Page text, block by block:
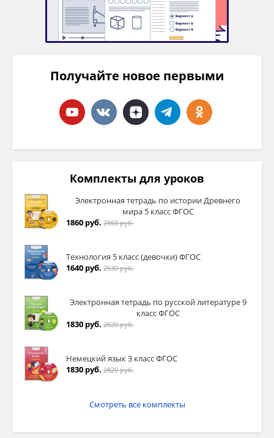
Получайте новое первыми
Комплекты для уроков
Электронная тетрадь по истории Древнего
мира 5 класс ФГОС
1860 руб. 2860 руб.
Технология 5 класс (девочки) ФГОС
1640 руб. 2530 руб.
Электронная тетрадь по русской литературе 9
класс ФГОС
1830 руб. 2820 руб.
Немецкий язык 3 класс ФГОС
1830 руб. 2820 руб.
Смотреть все комплекты